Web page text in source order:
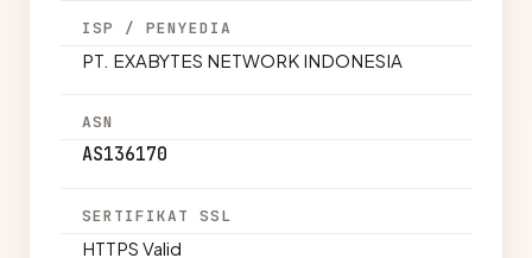
ISP / PENYEDIA
PT. EXABYTES NETWORK INDONESIA
ASN
AS136170
SERTIFIKAT SSL
HTTPS Valid